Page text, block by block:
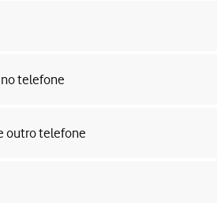
telefone
outro telefone